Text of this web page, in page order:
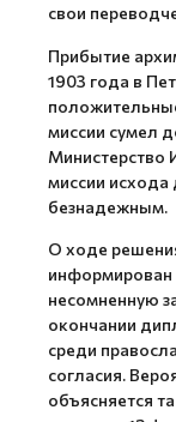
свои
Прибытие
1903 года в
миссии сумел
Министерство
миссии исхода
безнадежным.
О ходе
информирован
несомненную
окончании
среди
согласия.
объясняется